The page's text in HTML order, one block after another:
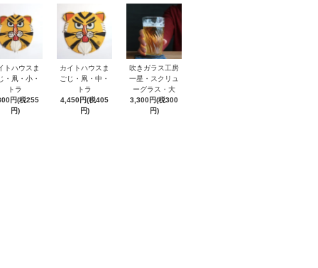
トハウスま
・凧・小・
トラ
円(税255
円)
カイトハウスま
ごじ・凧・中・
トラ
4,450円(税405
円)
吹きガラス工房
一星・スクリュ
ーグラス・大
3,300円(税300
円)